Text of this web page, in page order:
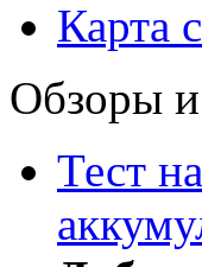
Карта
Обзоры
Тест